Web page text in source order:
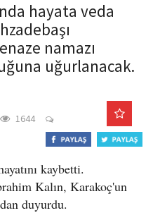
hayata veda
namazı
uğurlanacak.
1644
kaybetti.
Kalın, Karakoç'un
duyurdu.